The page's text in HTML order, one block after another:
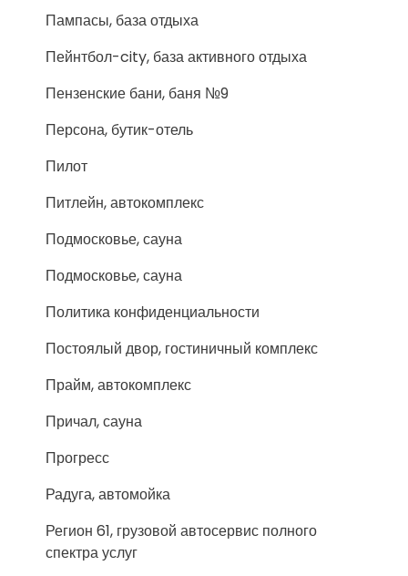
Пампасы, база отдыха
Пейнтбол-city, база активного отдыха
Пензенские бани, баня №9
Персона, бутик-отель
Пилот
Питлейн, автокомплекс
Подмосковье, сауна
Подмосковье, сауна
Политика конфиденциальности
Постоялый двор, гостиничный комплекс
Прайм, автокомплекс
Причал, сауна
Прогресс
Радуга, автомойка
Регион 61, грузовой автосервис полного
спектра услуг